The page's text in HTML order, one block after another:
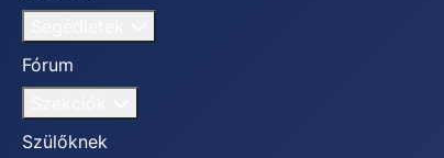
Fórum
Szülőknek